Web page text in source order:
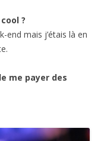
?
end mais j’étais là en
me payer des